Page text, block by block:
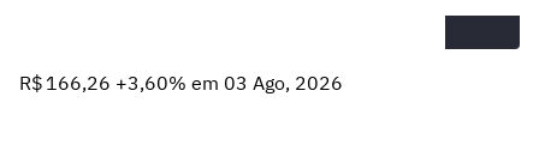
R$ 166,26 +3,60% em 03 Ago, 2026